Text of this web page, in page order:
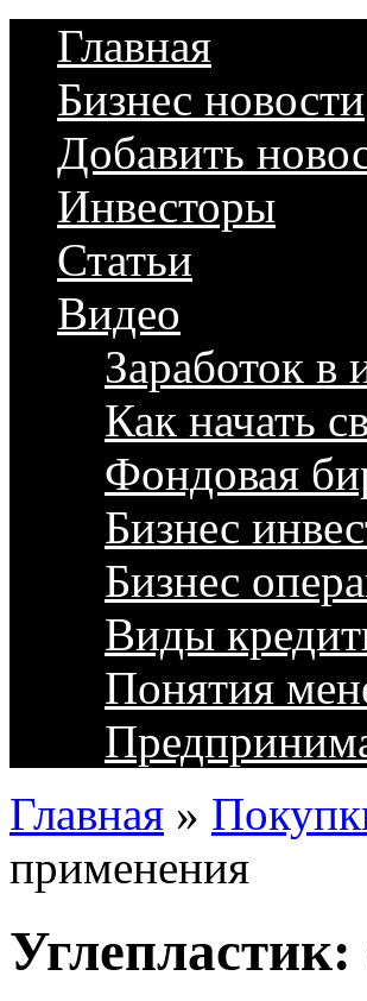
Главная
Бизнес новости
Добавить
Инвесторы
Статьи
Видео
Заработок в
Как начать
Фондовая
Бизнес
Бизнес
Виды
Понятия
Главная »
применения